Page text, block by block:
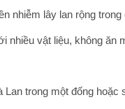
nhiễm lây lan rộng trong
nhiều vật liệu, không ăn
trong một đống hoặc